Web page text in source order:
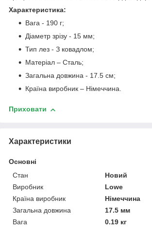
Характеристика:
Вага - 190 г;
Діаметр зрізу - 15 мм;
Тип лез - З ковадлом;
Матеріал – Сталь;
Загальна довжина - 17.5 см;
Країна виробник – Німеччина.
Приховати
Характеристики
Основні
Стан
Новий
Виробник
Lowe
Країна виробник
Німеччина
Загальна довжина
17.5 мм
Вага
0.19 кг